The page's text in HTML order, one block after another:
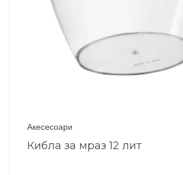
Акесесоари
Кибла за мраз 12 лит